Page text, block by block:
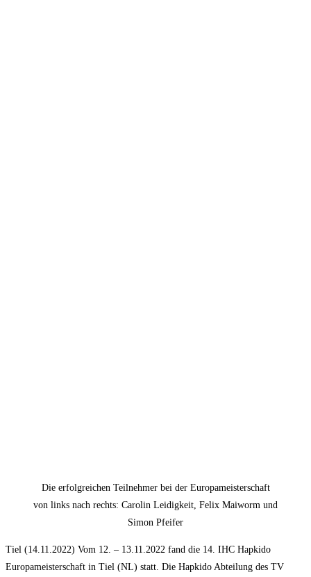
Die erfolgreichen Teilnehmer bei der Europameisterschaft
von links nach rechts: Carolin Leidigkeit, Felix Maiworm und
Simon Pfeifer
Tiel (14.11.2022) Vom 12. – 13.11.2022 fand die 14. IHC Hapkido
Europameisterschaft in Tiel (NL) statt. Die Hapkido Abteilung des TV